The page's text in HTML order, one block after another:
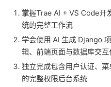
掌握Trae AI + VS Code开
统的完整工作流
学会使用 AI 生成 Django
辑、前端页面与数据库交互
独立完成包含用户认证、
的完整权限后台系统